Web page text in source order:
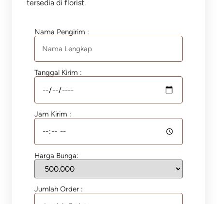
tersedia di florist.
Nama Pengirim :
Tanggal Kirim :
Jam Kirim :
Harga Bunga:
Jumlah Order :